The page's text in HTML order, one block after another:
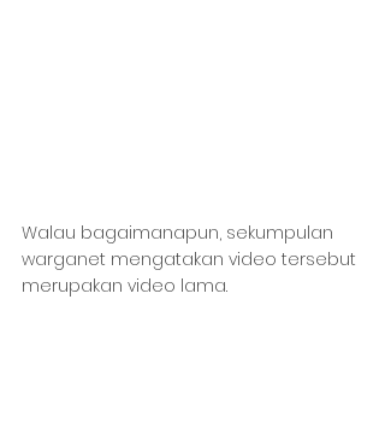
Walau bagaimanapun, sekumpulan
warganet mengatakan video tersebut
merupakan video lama.